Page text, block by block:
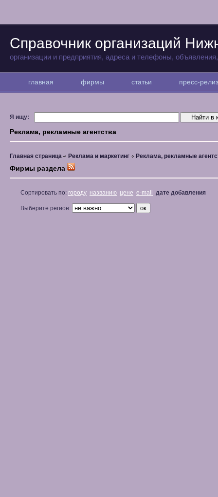
Справочник организаций
организации и предприятия, адреса и телефоны,
главная фирмы статьи пресс-
Я ищу:
Реклама, рекламные агентства
Главная страница Реклама и маркетинг Реклама, рекламные
Фирмы раздела
Сортировать по: городу названию цене e-mail дате добавления
Выберите регион: